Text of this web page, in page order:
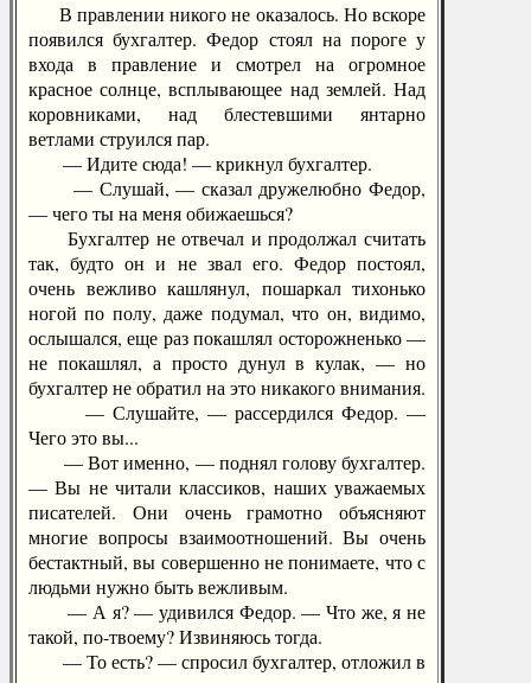
В правлении никого не оказалось. Но вскоре
появился бухгалтер. Федор стоял на пороге у
входа в правление и смотрел на огромное
красное солнце, всплывающее над землей. Над
коровниками, над блестевшими янтарно
ветлами струился пар.
— Идите сюда! — крикнул бухгалтер.
— Слушай, — сказал дружелюбно Федор,
— чего ты на меня обижаешься?
Бухгалтер не отвечал и продолжал считать
так, будто он и не звал его. Федор постоял,
очень вежливо кашлянул, пошаркал тихонько
ногой по полу, даже подумал, что он, видимо,
ослышался, еще раз покашлял осторожненько —
не покашлял, а просто дунул в кулак, — но
бухгалтер не обратил на это никакого внимания.
— Слушайте, — рассердился Федор. —
Чего это вы...
— Вот именно, — поднял голову бухгалтер.
— Вы не читали классиков, наших уважаемых
писателей. Они очень грамотно объясняют
многие вопросы взаимоотношений. Вы очень
бестактный, вы совершенно не понимаете, что с
людьми нужно быть вежливым.
— А я? — удивился Федор. — Что же, я не
такой, по-твоему? Извиняюсь тогда.
— То есть? — спросил бухгалтер, отложил в